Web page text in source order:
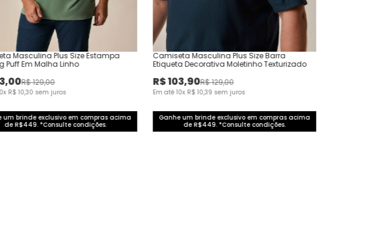
Masculina Plus Size Estampa
Puff Em Malha Linho
,00R$129,00
x R$ 10,30 sem juros
um brinde exclusivo em compras acima
de R$449. *Consulte condições.
Camiseta Masculina Plus Size Barra
Etiqueta Decorativa Moletinho Texturizado
R$103,90R$129,00
Em até10x R$ 10,39 sem juros
Ganhe um brinde exclusivo em compras acima
de R$449. *Consulte condições.